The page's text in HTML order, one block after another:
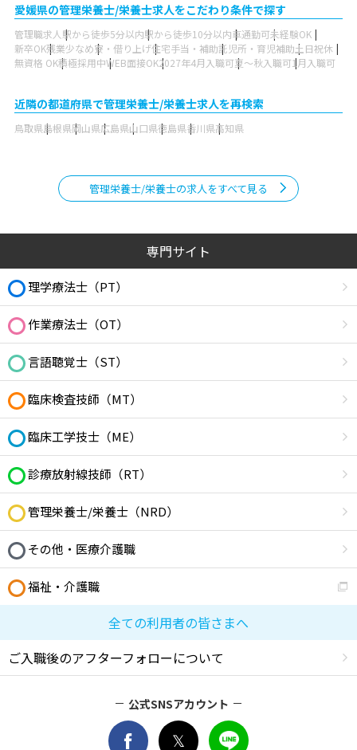
愛媛県の管理栄養士/栄養士求人をこだわり条件で探す
管理職求人 駅から徒歩5分以内駅から徒歩10分以内車通勤可未経験OK
新卒OK残業少なめ寮・借り上げ住宅手当・補助託児所・育児補助土日祝休
無資格 OK積極採用中WEB面接OK2027年4月入職可夏～秋入職可1月入職可
近隣の都道府県で管理栄養士/栄養士求人を再検索
鳥取県島根県岡山県広島県山口県徳島県香川県高知県
管理栄養士/栄養士の求人をすべて見る
専門サイト
理学療法士（PT）
作業療法士（OT）
言語聴覚士（ST）
臨床検査技師（MT）
臨床工学技士（ME）
診療放射線技師（RT）
管理栄養士/栄養士（NRD）
その他・医療介護職
福祉・介護職
全ての利用者の皆さまへ
ご入職後のアフターフォローについて
公式SNSアカウント